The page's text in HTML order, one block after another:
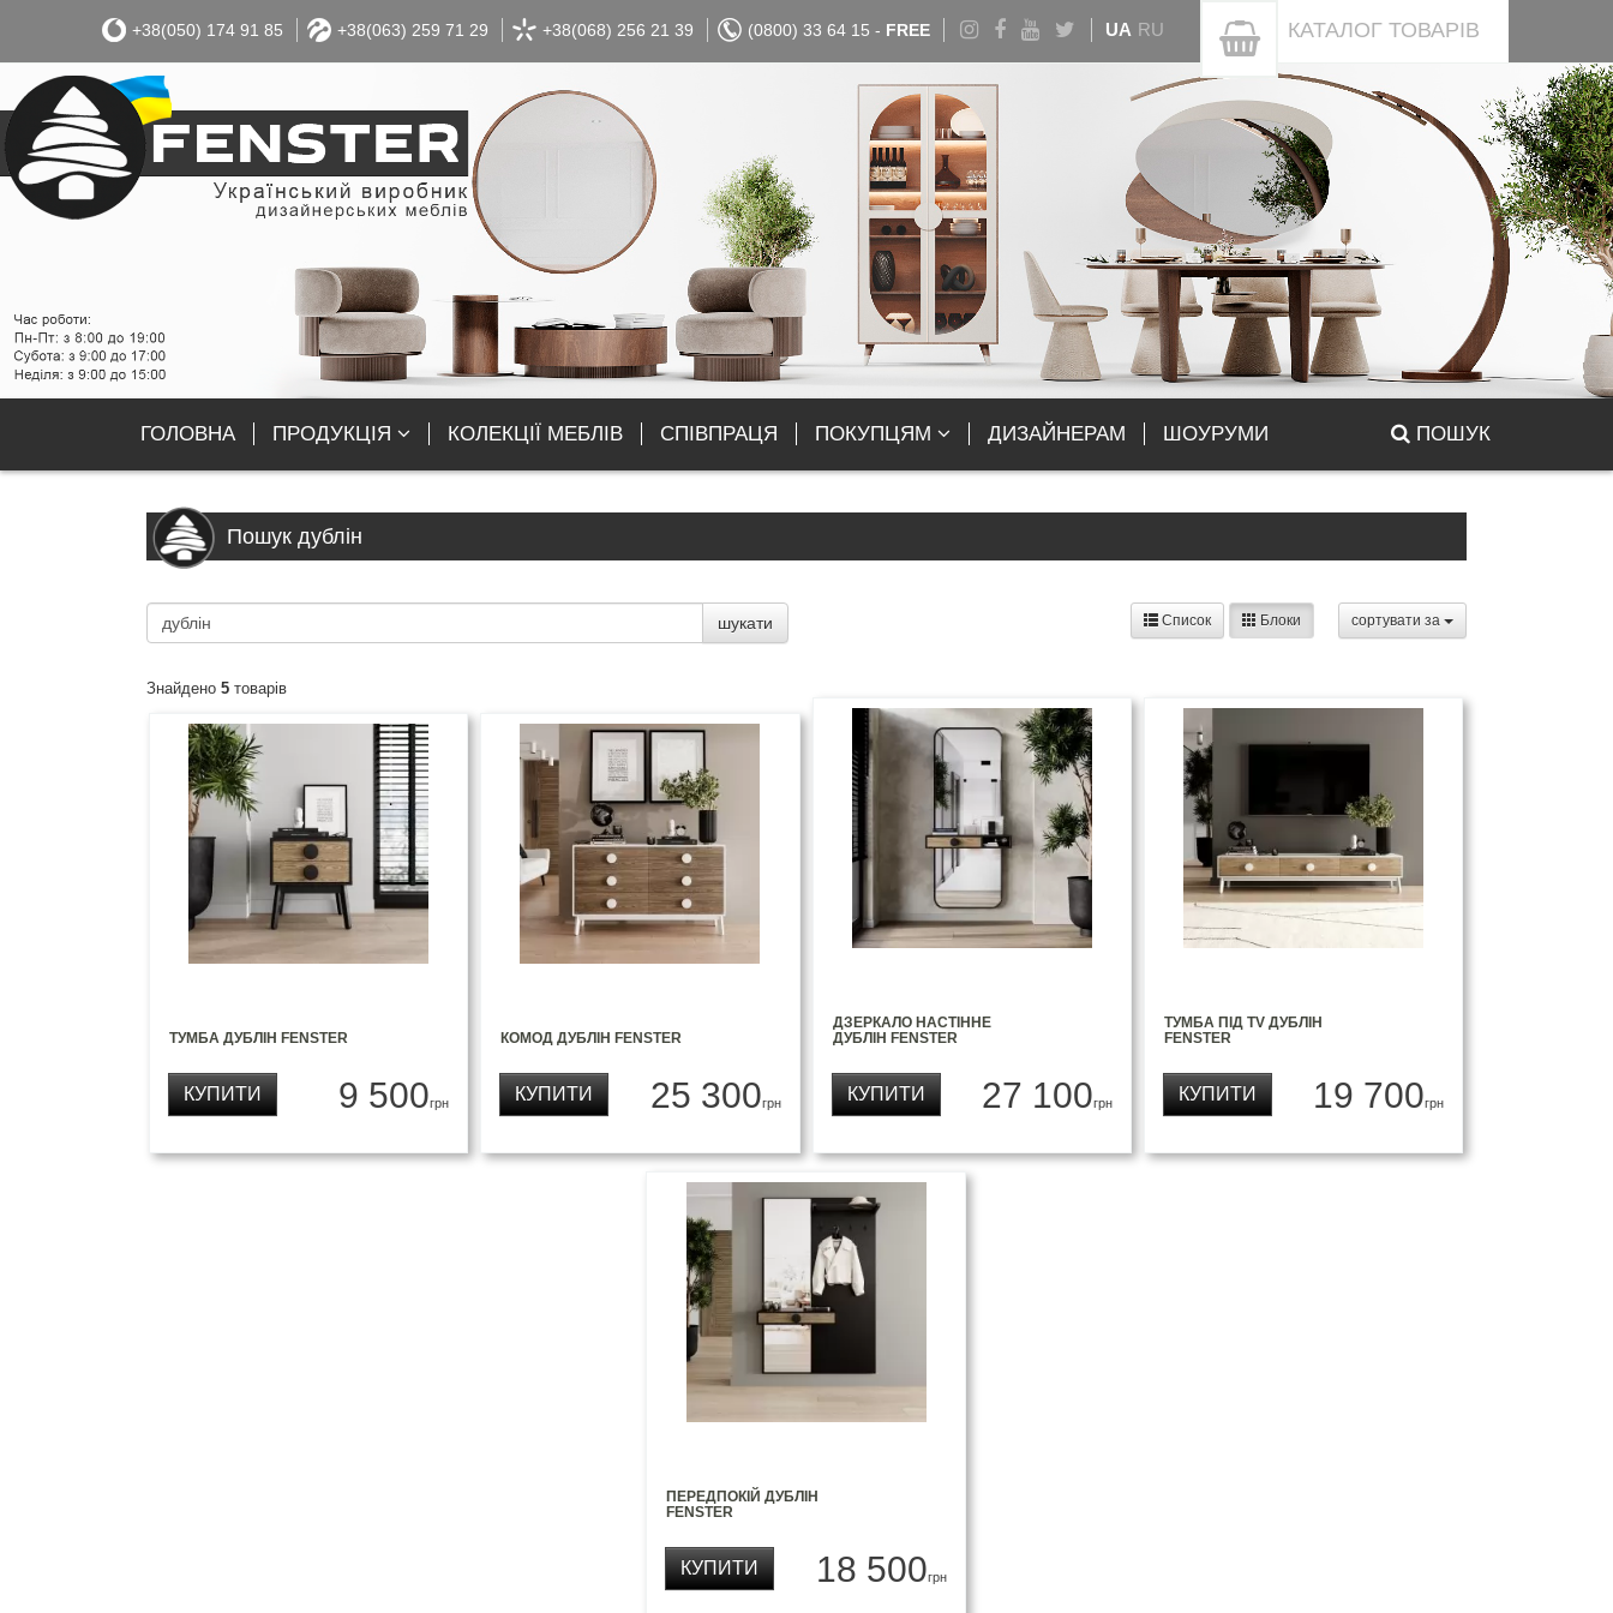
+38(050) 174 91 85 +38(063) 259 71 29 +38(068) 256 21 39 (0800) 33 64 15 - FREE UA RU КАТАЛОГ ТОВАРІВ
ГОЛОВНА ПРОДУКЦІЯ КОЛЕКЦІЇ МЕБЛІВ СПІВПРАЦЯ ПОКУПЦЯМ ДИЗАЙНЕРАМ ШОУРУМИ ПОШУК
Пошук дублін
шукати сортувати за
Список Блоки
Знайдено 5 товарів
ТУМБА ДУБЛІН FENSTER
9 500грн
КУПИТИ
КОМОД ДУБЛІН FENSTER
25 300грн
КУПИТИ
ДЗЕРКАЛО НАСТІННЕ
ДУБЛІН FENSTER
27 100грн
КУПИТИ
ТУМБА ПІД TV ДУБЛІН
FENSTER
19 700грн
КУПИТИ
ПЕРЕДПОКІЙ ДУБЛІН
FENSTER
18 500грн
КУПИТИ